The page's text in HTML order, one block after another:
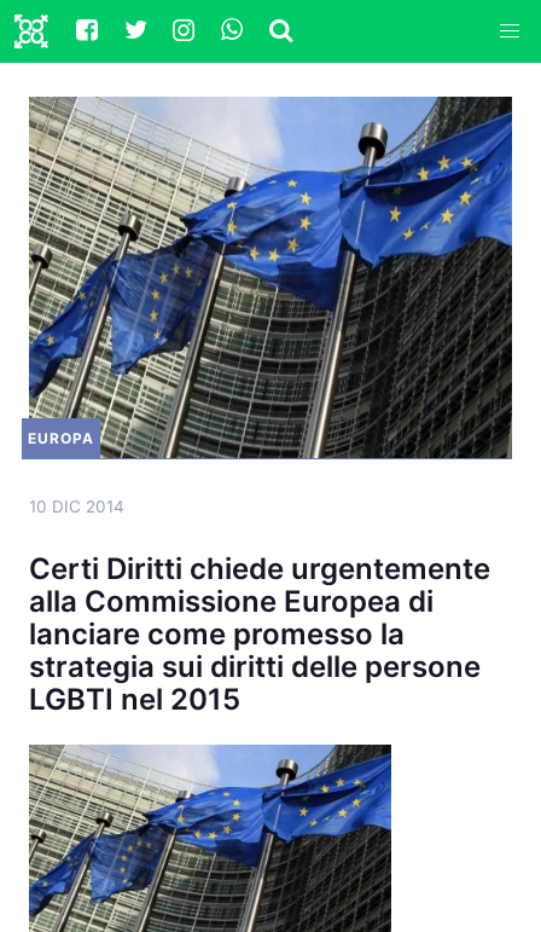
EUROPA
10 DIC 2014
Certi Diritti chiede urgentemente
alla Commissione Europea di
lanciare come promesso la
strategia sui diritti delle persone
LGBTI nel 2015